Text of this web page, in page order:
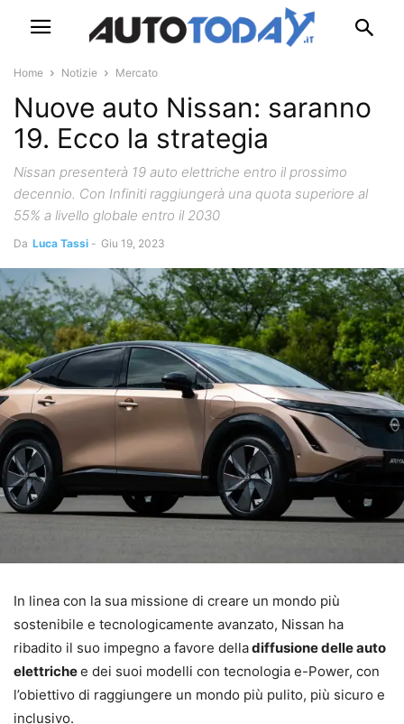
Home Notizie Mercato
Nuove auto Nissan: saranno
19. Ecco la strategia
Nissan presenterà 19 auto elettriche entro il prossimo
decennio. Con Infiniti raggiungerà una quota superiore al
55% a livello globale entro il 2030
Da Luca Tassi - Giu 19, 2023
In linea con la sua missione di creare un mondo più
sostenibile e tecnologicamente avanzato, Nissan ha
ribadito il suo impegno a favore delladiffusione delle auto
elettrichee dei suoi modelli con tecnologia e-Power, con
l’obiettivo di raggiungere un mondo più pulito, più sicuro e
inclusivo.